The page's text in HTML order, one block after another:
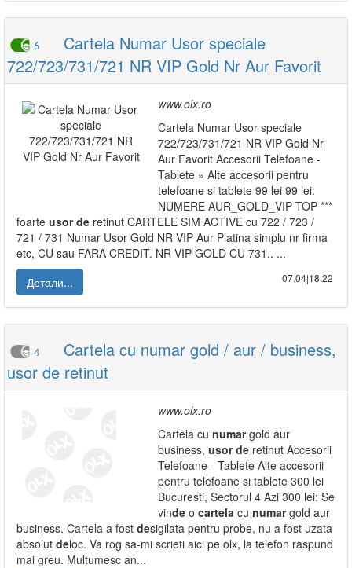
6
Cartela Numar Usor speciale
722/723/731/721 NR VIP Gold Nr Aur Favorit
www.olx.ro
Cartela Numar Usor speciale
722/723/731/721 NR VIP Gold Nr
Aur Favorit Accesorii Telefoane -
Tablete » Alte accesorii pentru
telefoane si tablete 99 lei 99 lei:
NUMERE AUR_GOLD_VIP TOP ***
foarte usor de retinut CARTELE SIM ACTIVE cu 722 / 723 /
721 / 731 Numar Usor Gold NR VIP Aur Platina simplu nr firma
etc, CU sau FARA CREDIT. NR VIP GOLD CU 731.. ...
Детали...
07.04|18:22
4
Cartela cu numar gold / aur / business,
usor de retinut
www.olx.ro
Cartela cu numargold aur
business, usor de retinut Accesorii
Telefoane - Tablete Alte accesorii
pentru telefoane si tablete 300 lei
Bucuresti, Sectorul 4 Azi 300 lei: Se
vinde o cartela cu numargold aur
business. Cartela a fost desigilata pentru probe, nu a fost uzata
absolut deloc. Va rog sa-mi scrieti aici pe olx, la telefon raspund
mai greu. Multumesc an...